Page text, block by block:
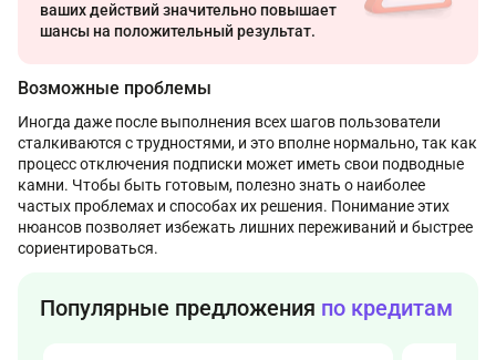
ваших действий значительно повышает
шансы на положительный результат.
Возможные проблемы
Иногда даже после выполнения всех шагов пользователи
сталкиваются с трудностями, и это вполне нормально, так как
процесс отключения подписки может иметь свои подводные
камни. Чтобы быть готовым, полезно знать о наиболее
частых проблемах и способах их решения. Понимание этих
нюансов позволяет избежать лишних переживаний и быстрее
сориентироваться.
Популярные предложения по кредитам